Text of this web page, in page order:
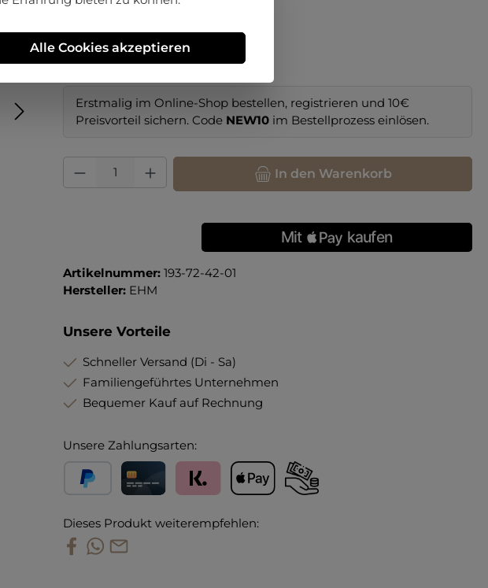
41 46
Erstmalig im Online-Shop bestellen, registrieren und 10€
Preisvorteil sichern. Code NEW10 im Bestellprozess einlösen.
Produkt Anzahl: Gib den gewünschten Wert ein oder benutze die
In den Warenkorb
Artikelnummer: 193-72-42-01
Hersteller: EHM
Unsere Vorteile
Schneller Versand (Di - Sa)
Familiengeführtes Unternehmen
Bequemer Kauf auf Rechnung
Unsere Zahlungsarten:
Dieses Produkt weiterempfehlen:
Alle Cookies akzeptieren